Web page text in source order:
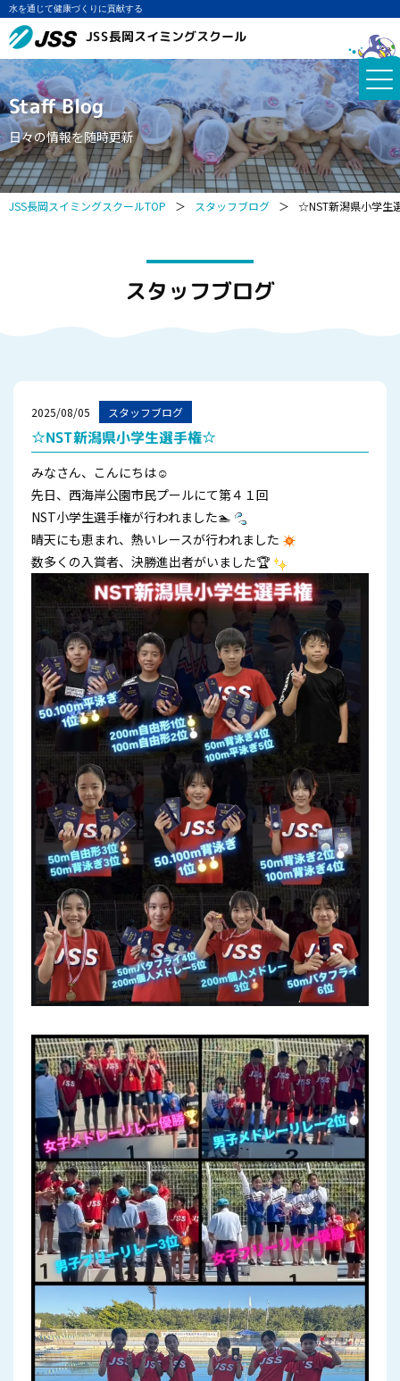
水を通じて健康づくりに貢献する
JSS長岡スイミングスクール
Staff Blog
日々の情報を随時更新
JSS長岡スイミングスクールTOP ＞ スタッフブログ ＞ ☆NST新潟県小学生
スタッフブログ
2025/08/05 スタッフブログ
☆NST新潟県小学生選手権☆
みなさん、こんにちは☺
先日、西海岸公園市民プールにて第４１回
NST小学生選手権が行われました🏊
晴天にも恵まれ、熱いレースが行われました
数多くの入賞者、決勝進出者がいました🏆